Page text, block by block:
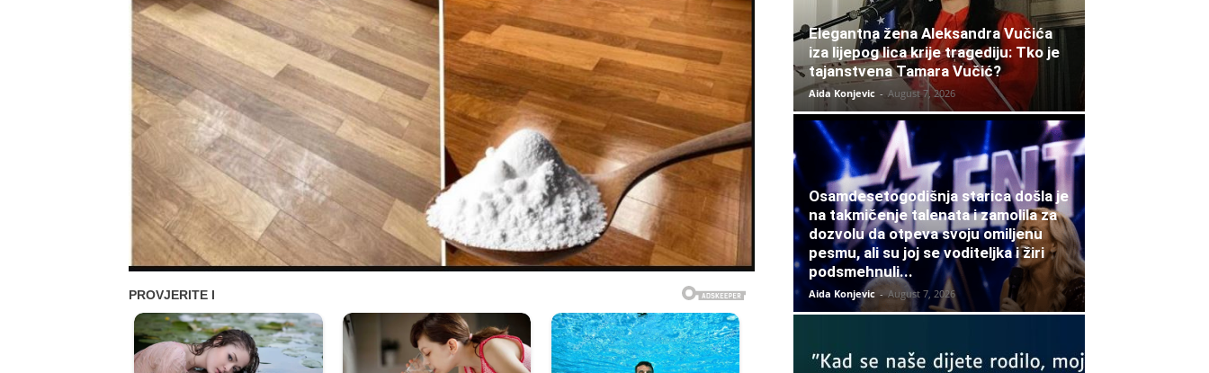
Elegantna žena Aleksandra Vučića
iza lijepog lica krije tragediju: Tko je
tajanstvena Tamara Vučić?
Aida Konjevic - August 7, 2026
Osamdesetogodišnja starica došla je
na takmičenje talenata i zamolila za
dozvolu da otpeva svoju omiljenu
pesmu, ali su joj se voditeljka i žiri
podsmehnuli...
Aida Konjevic - August 7, 2026